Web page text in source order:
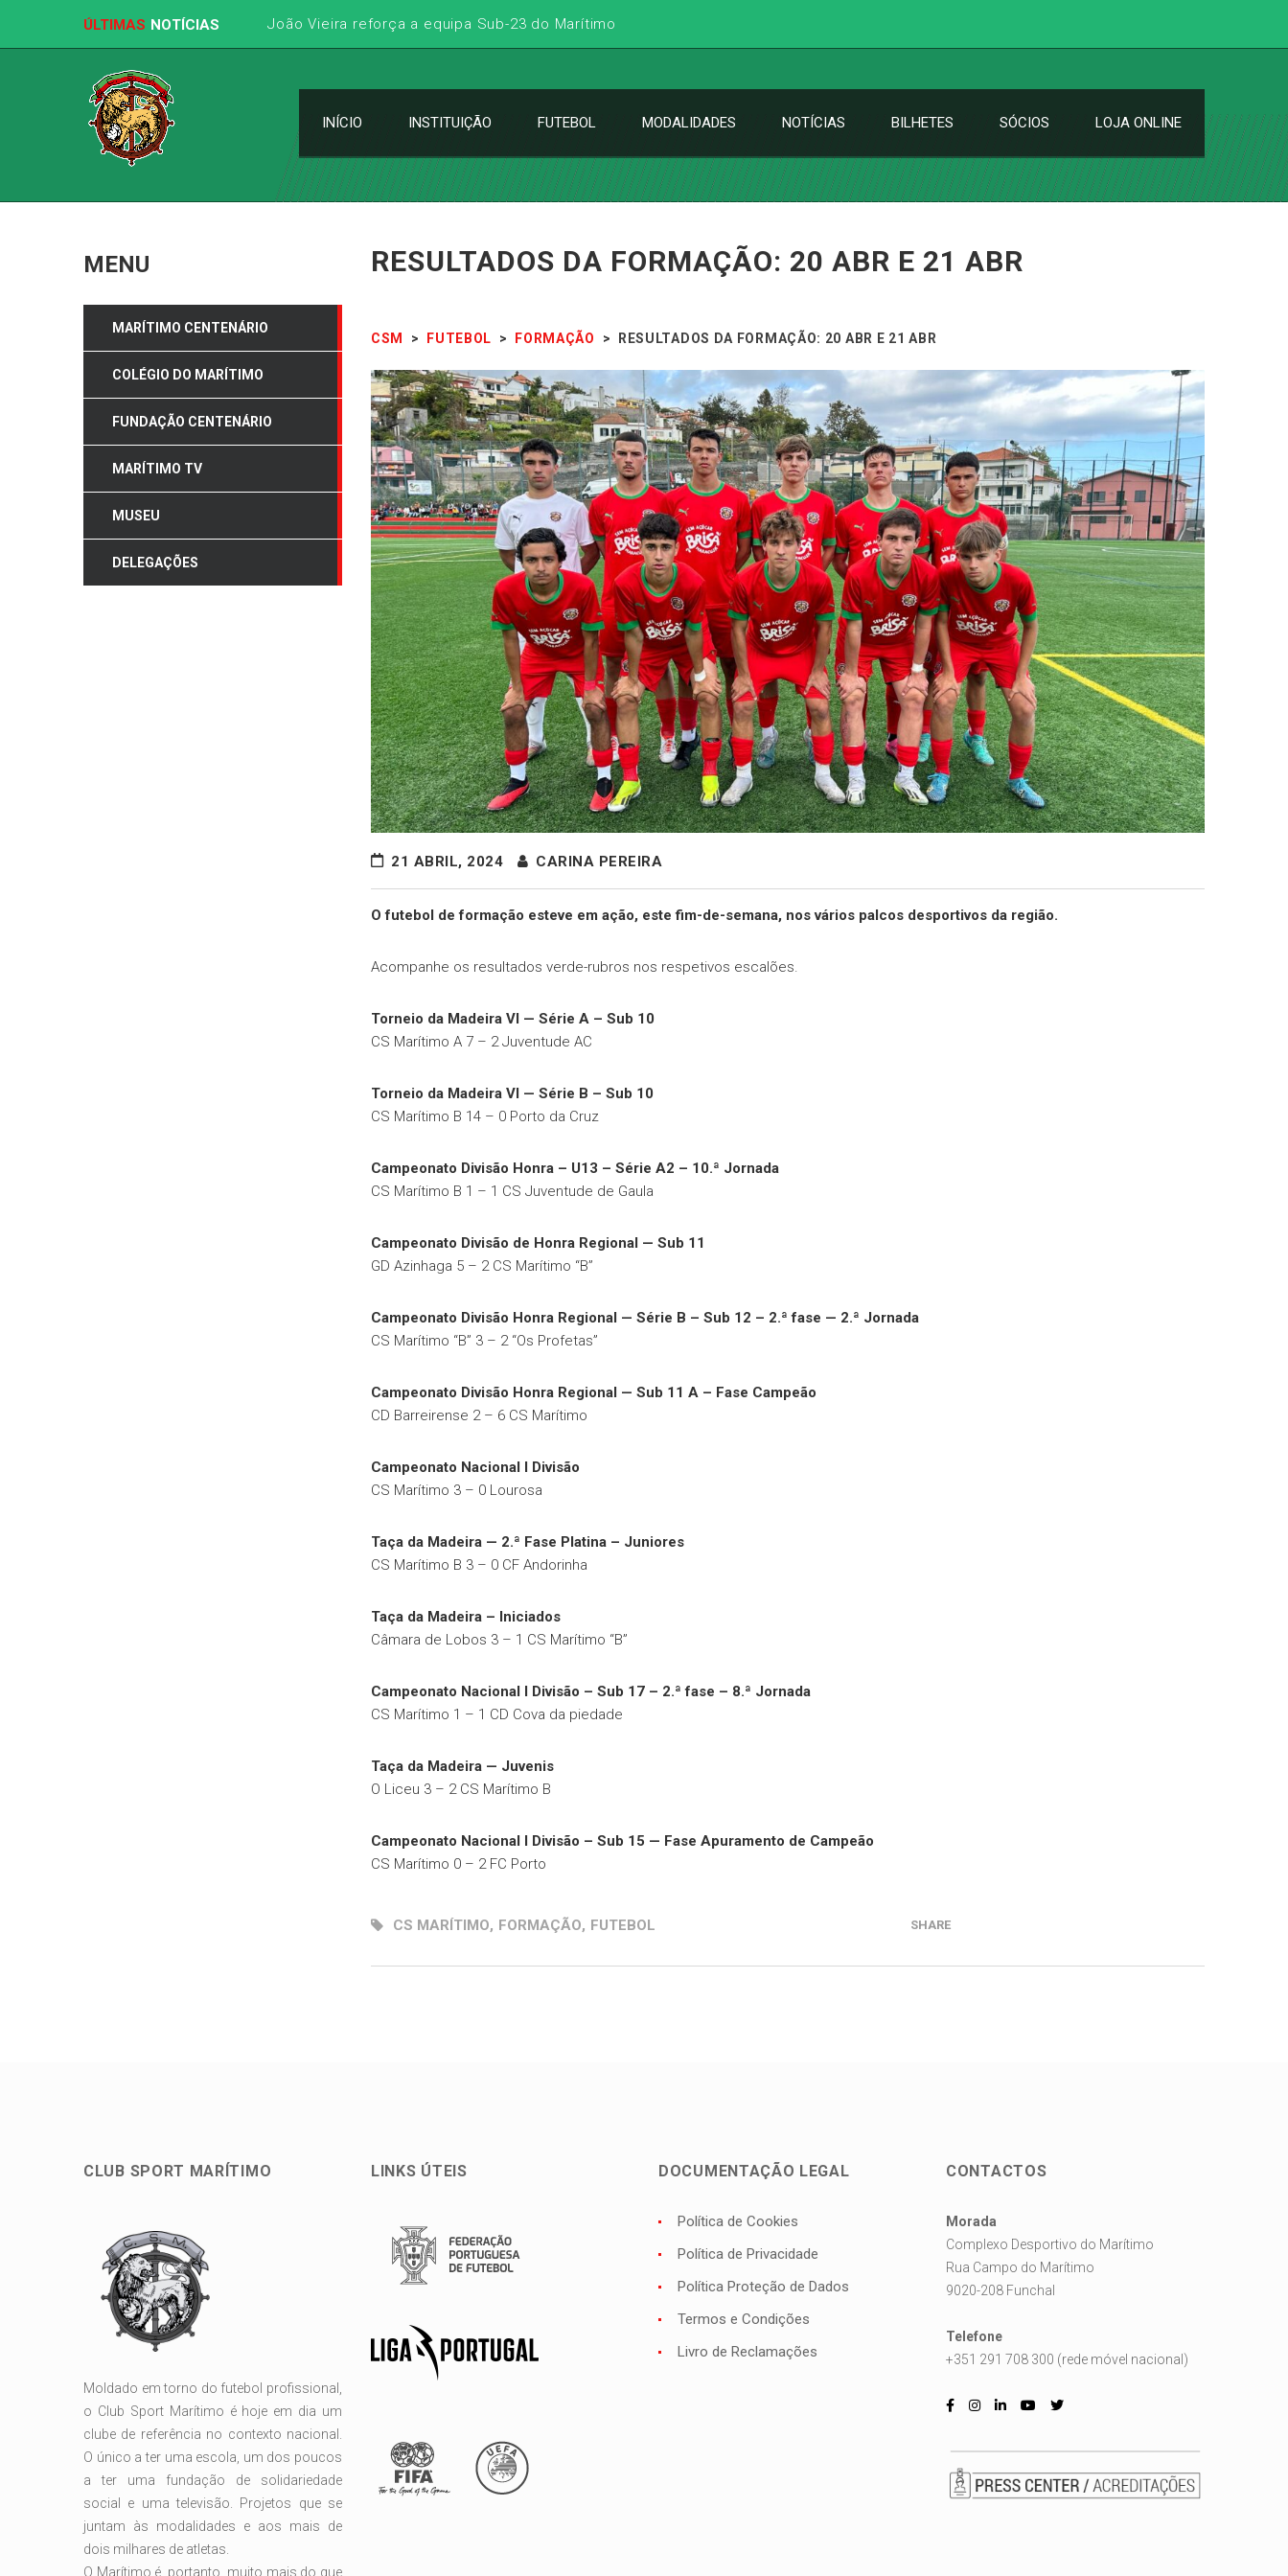
ÚLTIMAS NOTÍCIAS João Vieira reforça a equipa Sub-23 do Marítimo
INÍCIO INSTITUIÇÃO FUTEBOL MODALIDADES NOTÍCIAS BILHETES SÓCIOS LOJA ONLINE
RESULTADOS DA FORMAÇÃO: 20 ABR E 21 ABR
CSM > FUTEBOL > FORMAÇÃO > RESULTADOS DA FORMAÇÃO: 20 ABR E 21 ABR
21 ABRIL, 2024 CARINA PEREIRA
O futebol de formação esteve em ação, este fim-de-semana, nos vários palcos desportivos da região.
Acompanhe os resultados verde-rubros nos respetivos escalões.
Torneio da Madeira VI — Série A – Sub 10
CS Marítimo A 7 – 2 Juventude AC
Torneio da Madeira VI — Série B – Sub 10
CS Marítimo B 14 – 0 Porto da Cruz
Campeonato Divisão Honra – U13 – Série A2 – 10.ª Jornada
CS Marítimo B 1 – 1 CS Juventude de Gaula
Campeonato Divisão de Honra Regional — Sub 11
GD Azinhaga 5 – 2 CS Marítimo “B”
Campeonato Divisão Honra Regional — Série B – Sub 12 – 2.ª fase — 2.ª Jornada
CS Marítimo “B” 3 – 2 “Os Profetas”
Campeonato Divisão Honra Regional — Sub 11 A – Fase Campeão
CD Barreirense 2 – 6 CS Marítimo
Campeonato Nacional I Divisão
CS Marítimo 3 – 0 Lourosa
Taça da Madeira — 2.ª Fase Platina – Juniores
CS Marítimo B 3 – 0 CF Andorinha
Taça da Madeira – Iniciados
Câmara de Lobos 3 – 1 CS Marítimo “B”
Campeonato Nacional I Divisão – Sub 17 – 2.ª fase – 8.ª Jornada
CS Marítimo 1 – 1 CD Cova da piedade
Taça da Madeira — Juvenis
O Liceu 3 – 2 CS Marítimo B
Campeonato Nacional I Divisão – Sub 15 — Fase Apuramento de Campeão
CS Marítimo 0 – 2 FC Porto
CS MARÍTIMO, FORMAÇÃO, FUTEBOL SHARE
MENU
MARÍTIMO CENTENÁRIO
COLÉGIO DO MARÍTIMO
FUNDAÇÃO CENTENÁRIO
MARÍTIMO TV
MUSEU
DELEGAÇÕES
CLUB SPORT MARÍTIMO
Moldado em torno do futebol profissional,
o Club Sport Marítimo é hoje em dia um
clube de referência no contexto nacional.
O único a ter uma escola, um dos poucos
a ter uma fundação de solidariedade
social e uma televisão. Projetos que se
juntam às modalidades e aos mais de
dois milhares de atletas.
O Marítimo é, portanto, muito mais do que
LINKS ÚTEIS DOCUMENTAÇÃO LEGAL
Política de Cookies
Política de Privacidade
Política Proteção de Dados
Termos e Condições
Livro de Reclamações
CONTACTOS
Morada
Complexo Desportivo do Marítimo
Rua Campo do Marítimo
9020-208 Funchal
Telefone
+351 291 708 300 (rede móvel nacional)